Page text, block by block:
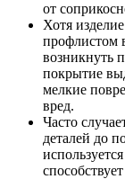
от
Хотя
профлистом
возникнуть
покрытие
мелкие
вред.
Часто
деталей до